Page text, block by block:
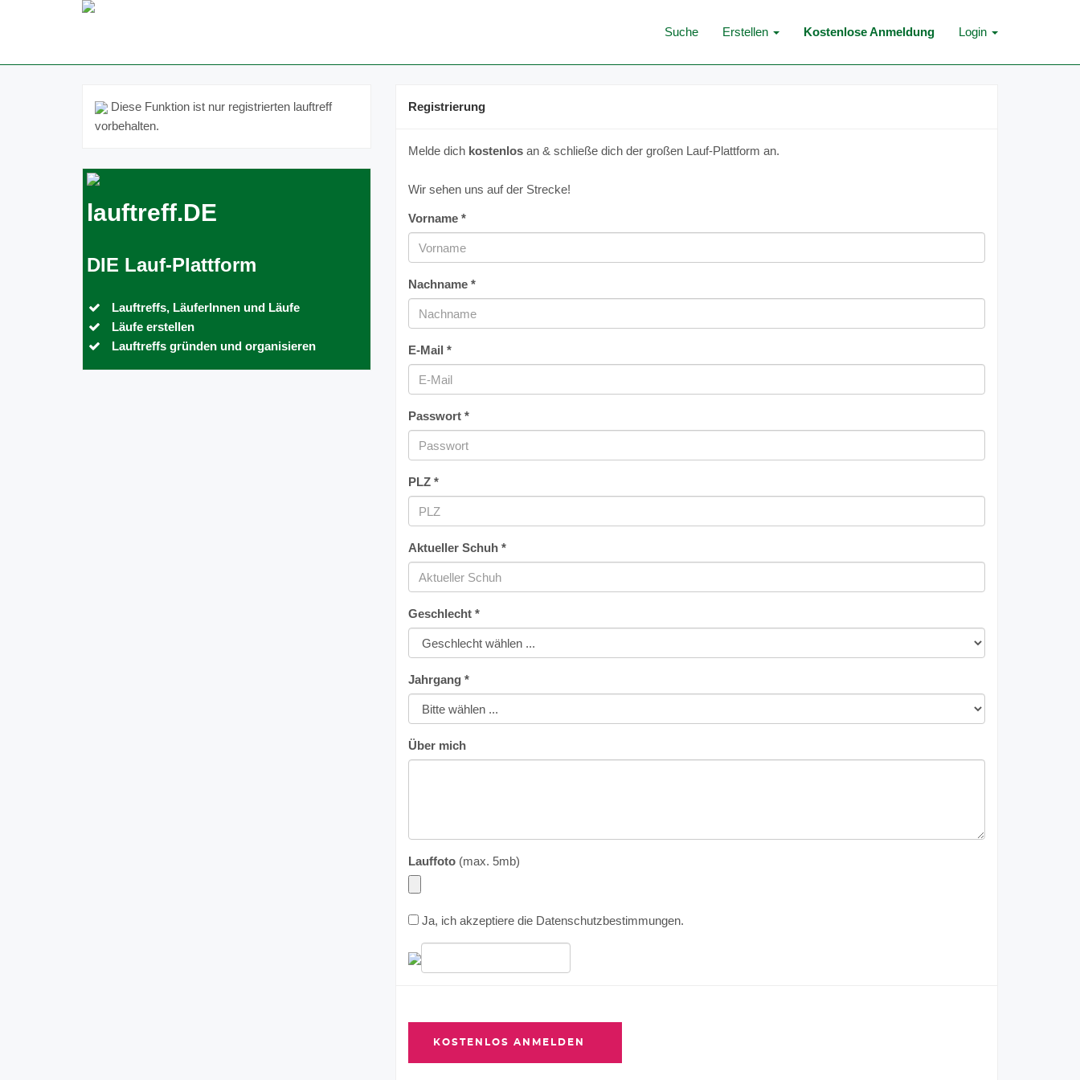
Suche Erstellen Kostenlose Anmeldung Login
Diese Funktion ist nur registrierten lauftreff
vorbehalten.
lauftreff.DE
DIE Lauf-Plattform
Lauftreffs, LäuferInnen und Läufe
Läufe erstellen
Lauftreffs gründen und organisieren
Registrierung
Melde dich kostenlos an & schließe dich der großen Lauf-Plattform an.
Wir sehen uns auf der Strecke!
Vorname *
Nachname *
E-Mail *
Passwort *
PLZ *
Aktueller Schuh *
Geschlecht *
Jahrgang *
Über mich
Lauffoto (max. 5mb)
Ja, ich akzeptiere die Datenschutzbestimmungen.